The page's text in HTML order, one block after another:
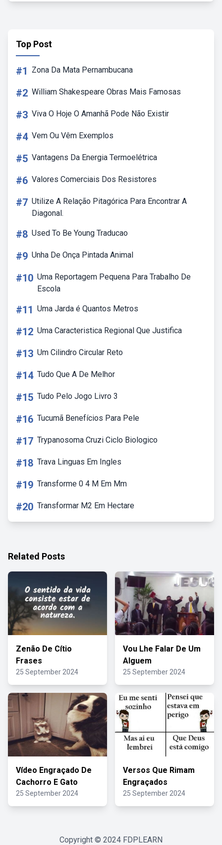
Top Post
#1 Zona Da Mata Pernambucana
#2 William Shakespeare Obras Mais Famosas
#3 Viva O Hoje O Amanhã Pode Não Existir
#4 Vem Ou Vêm Exemplos
#5 Vantagens Da Energia Termoelétrica
#6 Valores Comerciais Dos Resistores
#7 Utilize A Relação Pitagórica Para Encontrar A
Diagonal.
#8 Used To Be Young Traducao
#9 Unha De Onça Pintada Animal
#10 Uma Reportagem Pequena Para Trabalho De
Escola
#11 Uma Jarda é Quantos Metros
#12 Uma Caracteristica Regional Que Justifica
#13 Um Cilindro Circular Reto
#14 Tudo Que A De Melhor
#15 Tudo Pelo Jogo Livro 3
#16 Tucumã Benefícios Para Pele
#17 Trypanosoma Cruzi Ciclo Biologico
#18 Trava Linguas Em Ingles
#19 Transforme 0 4 M Em Mm
#20 Transformar M2 Em Hectare
Related Posts
Zenão De Cítio
Frases
25 September 2024
Vou Lhe Falar De Um
Alguem
25 September 2024
Vídeo Engraçado De
Cachorro E Gato
25 September 2024
Versos Que Rimam
Engraçados
25 September 2024
Copyright © 2024 FDPLEARN